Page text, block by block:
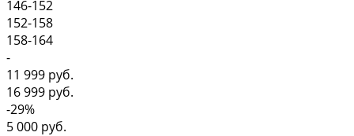
146-152
152-158
158-164
-
11 999 руб.
16 999 руб.
-29%
5 000 руб.